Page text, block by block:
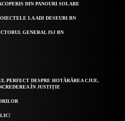
DIN PANOURI SOLARE
LA ADI DESEURI BN
GENERAL ISJ BN
PERFECT DESPRE HOTĂRÂREA CJUE,
ÎN JUSTIȚIE